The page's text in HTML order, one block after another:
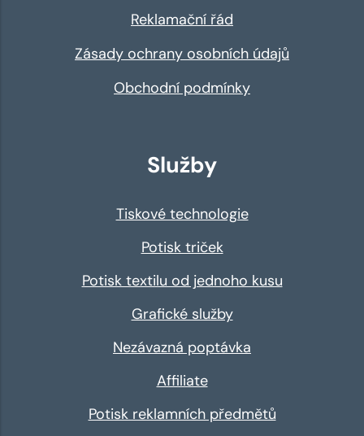
Reklamační řád
Zásady ochrany osobních údajů
Obchodní podmínky
Služby
Tiskové technologie
Potisk triček
Potisk textilu od jednoho kusu
Grafické služby
Nezávazná poptávka
Affiliate
Potisk reklamních předmětů